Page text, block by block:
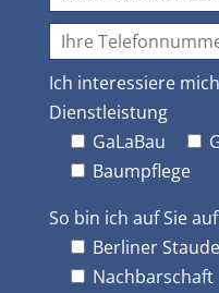
Ich interessiere
Dienstleistung
GaLaBau
Baumpflege
So bin ich auf Sie
Berliner
Nachbarschaft